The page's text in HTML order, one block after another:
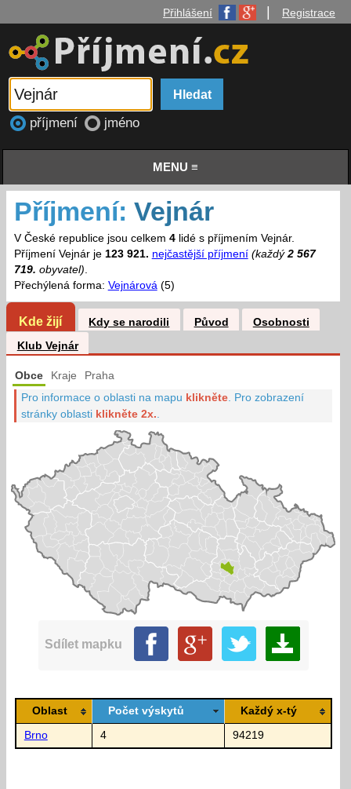
Přihlášení Registrace
příjmení jméno
MENU ≡
Příjmení: Vejnár
V České republice jsou celkem 4lidé s příjmením Vejnár.
Příjmení Vejnár je 123 921. nejčastější příjmení (každý2 567
719. obyvatel).
Přechýlená forma: Vejnárová(5)
Kde žijí Kdy se narodili Původ
Osobnosti
Klub Vejnár
Obce Kraje Praha
Pro informace o oblasti na mapu klikněte Pro zobrazení
stránky oblasti klikněte 2x.
Sdílet mapku
Oblast Počet výskytů Každý x-tý
Brno 4 94219